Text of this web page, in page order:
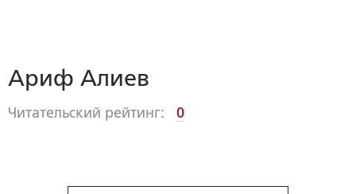
Ариф Алиев
Читательский рейтинг: 0